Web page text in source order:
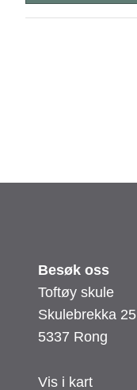
Besøk oss
Toftøy skule
Skulebrekka 25
5337 Rong
Vis i kart